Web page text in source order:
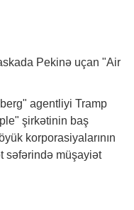
Pekinə uçan "Air
agentliyi Tramp
şirkətinin baş
korporasiyalarının
səfərində müşayiət